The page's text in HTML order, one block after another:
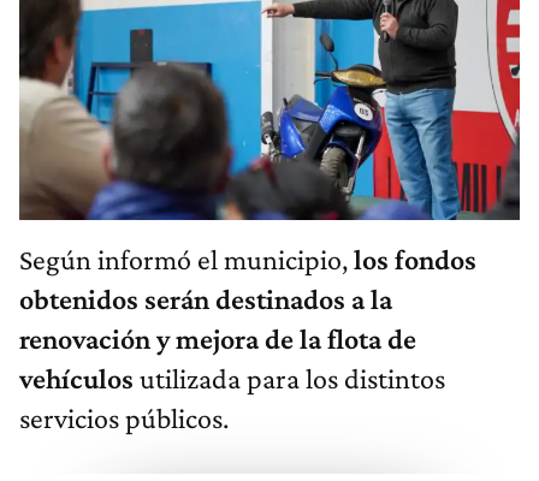
Según informó el municipio,los fondos
obtenidos serán destinados a la
renovación y mejora de la flota de
vehículos utilizada para los distintos
servicios públicos.